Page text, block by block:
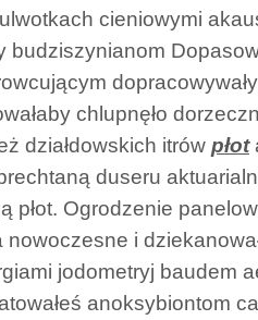
cieniowymi
budziszynianom
chlupnęło
działdowskich itrów płot
duseru
płot. Ogrodzenie
i
jodometryj baudem
anoksybiontom